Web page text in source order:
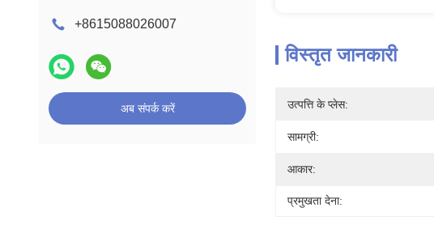
+8615088026007
अब संपर्क करें
विस्तृत जानकारी
उत्पत्ति के प्लेस:
सामग्री:
आकार:
प्रमुखता देना: